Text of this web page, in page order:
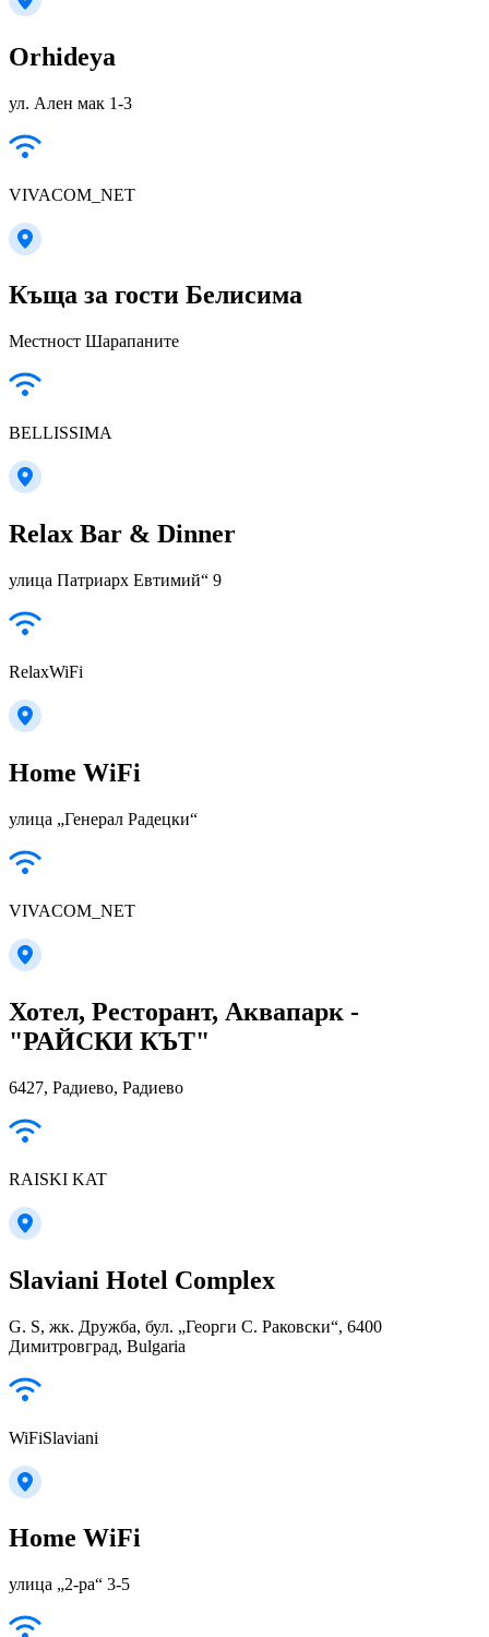
Orhideya
ул. Ален мак 1-3
VIVACOM_NET
Къща за гости Белисима
Местност Шарапаните
BELLISSIMA
Relax Bar & Dinner
улица Патриарх Евтимий“ 9
RelaxWiFi
Home WiFi
улица „Генерал Радецки“
VIVACOM_NET
Хотел, Ресторант, Аквапарк -
"РАЙСКИ КЪТ"
6427, Радиево, Радиево
RAISKI KAT
Slaviani Hotel Complex
G. S, жк. Дружба, бул. „Георги С. Раковски“, 6400
Димитровград, Bulgaria
WiFiSlaviani
Home WiFi
улица „2-ра“ 3-5